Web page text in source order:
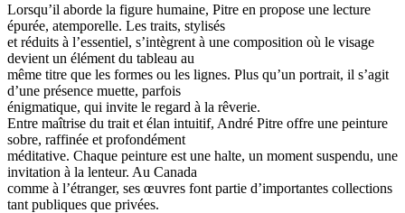
Lorsqu’il aborde la figure humaine, Pitre en propose une lecture
épurée, atemporelle. Les traits, stylisés
et réduits à l’essentiel, s’intègrent à une composition où le visage
devient un élément du tableau au
même titre que les formes ou les lignes. Plus qu’un portrait, il s’agit
d’une présence muette, parfois
énigmatique, qui invite le regard à la rêverie.
Entre maîtrise du trait et élan intuitif, André Pitre offre une peinture
sobre, raffinée et profondément
méditative. Chaque peinture est une halte, un moment suspendu, une
invitation à la lenteur. Au Canada
comme à l’étranger, ses œuvres font partie d’importantes collections
tant publiques que privées.